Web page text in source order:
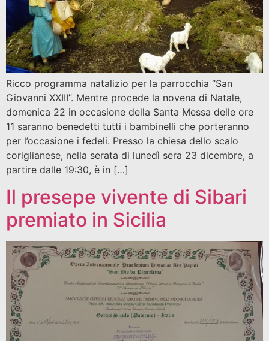
Ricco programma natalizio per la parrocchia “San
Giovanni XXIII”. Mentre procede la novena di Natale,
domenica 22 in occasione della Santa Messa delle ore
11 saranno benedetti tutti i bambinelli che porteranno
per l’occasione i fedeli. Presso la chiesa dello scalo
coriglianese, nella serata di lunedì sera 23 dicembre, a
partire dalle 19:30, è in […]
Il presepe vivente di Sibari
premiato in Sicilia